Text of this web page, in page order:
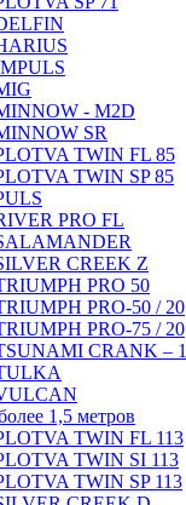
- M2D
SR
TWIN FL 85
TWIN SP 85
PRO FL
CREEK Z
PRO 50
PRO-50 / 20
PRO-75 / 20
CRANK – 1
1,5 метров
TWIN FL 113
TWIN SI 113
TWIN SP 113